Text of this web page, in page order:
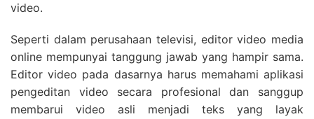
video.
Seperti dalam perusahaan televisi, editor video media
online mempunyai tanggung jawab yang hampir sama.
Editor video pada dasarnya harus memahami aplikasi
pengeditan video secara profesional dan sanggup
membarui video asli menjadi teks yang layak